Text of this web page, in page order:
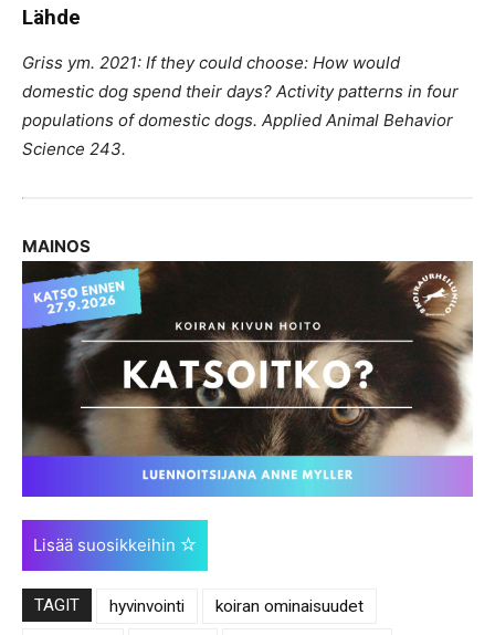
Lähde
Griss ym. 2021: If they could choose: How would
domestic dog spend their days? Activity patterns in four
populations of domestic dogs. Applied Animal Behavior
Science 243.
MAINOS
Lisää suosikkeihin
TAGIT hyvinvointi
koiran ominaisuudet